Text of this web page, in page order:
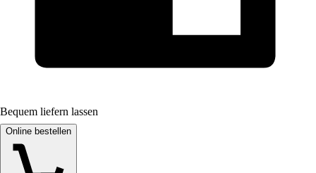
Bequem liefern lassen
Online bestellen